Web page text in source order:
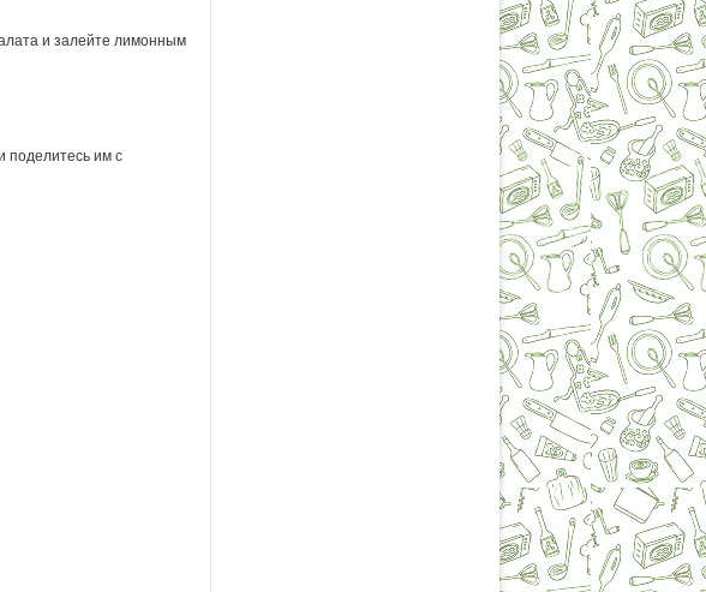
и залейте лимонным
поделитесь им с